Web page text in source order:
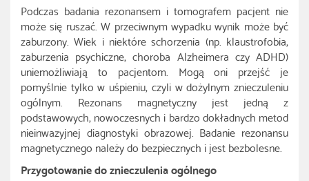
Podczas badania rezonansem i tomografem pacjent nie
może się ruszać. W przeciwnym wypadku wynik może być
zaburzony. Wiek i niektóre schorzenia (np. klaustrofobia,
zaburzenia psychiczne, choroba Alzheimera czy ADHD)
uniemożliwiają to pacjentom. Mogą oni przejść je
pomyślnie tylko w uśpieniu, czyli w dożylnym znieczuleniu
ogólnym. Rezonans magnetyczny jest jedną z
podstawowych, nowoczesnych i bardzo dokładnych metod
nieinwazyjnej diagnostyki obrazowej. Badanie rezonansu
magnetycznego należy do bezpiecznych i jest bezbolesne.
Przygotowanie do znieczulenia ogólnego